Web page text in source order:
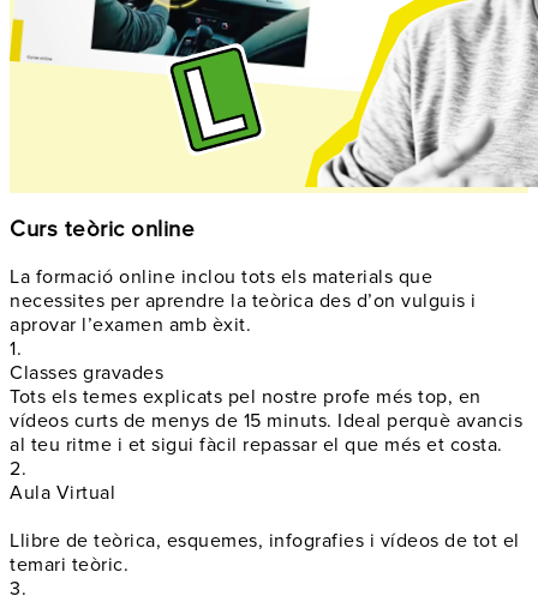
Curs teòric online
La formació online inclou tots els materials que
necessites per aprendre la teòrica des d’on vulguis i
aprovar l’examen amb èxit.
1.
Classes gravades
Tots els temes explicats pel nostre profe més top, en
vídeos curts de menys de 15 minuts. Ideal perquè avancis
al teu ritme i et sigui fàcil repassar el que més et costa.
2.
Aula Virtual
Llibre de teòrica, esquemes, infografies i vídeos de tot el
temari teòric.
3.